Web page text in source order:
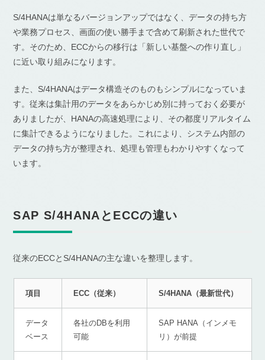
S/4HANAは単なるバージョンアップではなく、データの持ち方
や業務プロセス、画面の使い勝手まで含めて刷新された世代で
す。そのため、ECCからの移行は「新しい基盤への作り直し」
に近い取り組みになります。
また、S/4HANAはデータ構造そのものもシンプルになっていま
す。従来は集計用のデータをあらかじめ別に持っておく必要が
ありましたが、HANAの高速処理により、その都度リアルタイム
に集計できるようになりました。これにより、システム内部の
データの持ち方が整理され、処理も管理もわかりやすくなって
います。
SAP S/4HANAとECCの違い
従来のECCとS/4HANAの主な違いを整理します。
項目 ECC（従来） S/4HANA（最新世代）
データ
ベース
各社のDBを利用
可能
SAP HANA（インメモ
リ）が前提